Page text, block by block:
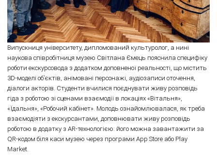
Випускниця університету, дипломований культуролог, а нині
наукова співробітниця музею Світлана Ємець пояснила специфіку
роботи екскурсовода з додатком доповненої реальності, що містить
3D-моделі об’єктів, анімовані персонажі, аудіозаписи оточення,
діалоги акторів. Студенти вчилися поєднувати живу розповідь
гіда з роботою зі сценами взаємодії в локаціях «Вітальня»,
«Їдальня», «Робочий кабінет». Молодь ознайомлювалася, як треба
взаємодіяти з екскурсантами, доповнювати живу розповідь
роботою в додатку з AR-технологією: його можна завантажити за
QR-кодом біля каси музею через програми App Store або Play
Market.